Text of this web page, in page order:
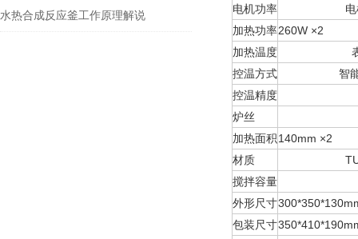
水热合成反应釜工作原理解说
电机功率 电机
加热功率260W ×2
加热温度 表面zui
控温方式 智能数显
控温精度
炉丝
加热面积140mm ×2
材质
TU2紫铜
搅拌容量
外形尺寸
包装尺寸